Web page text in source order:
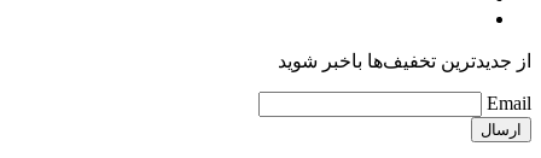
از جدیدترین تخفیف‌ها باخبر شوید
Email